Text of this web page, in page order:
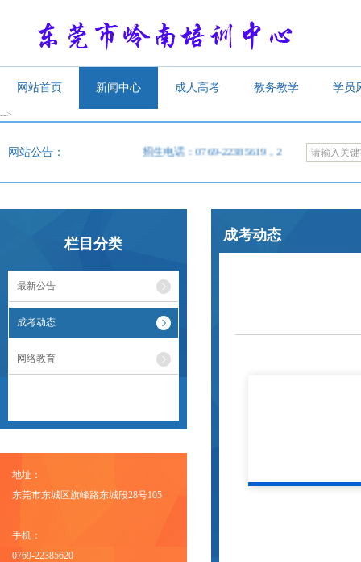
网站首页 新闻中心 成人高考 教务教学 学员
-->
<
网站公告： 招生电话：0769-22385619，22385620，
栏目分类
最新公告
成考动态
网络教育
地址：
东莞市东城区旗峰路东城段28号105
手机：
0769-22385620
成考动态